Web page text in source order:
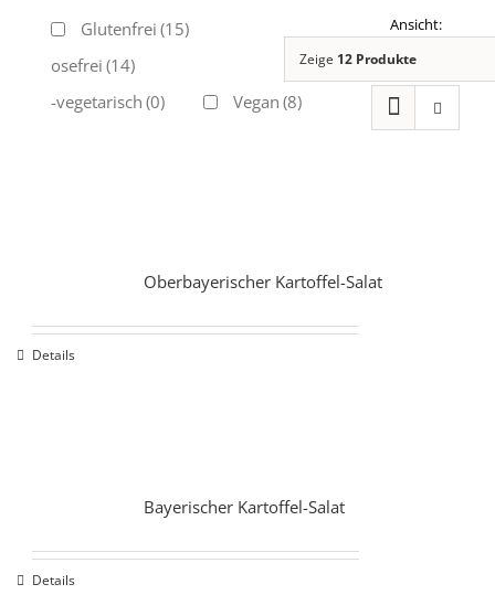
Glutenfrei (15)
Laktosefrei (14)
Ovo-vegetarisch (0) Vegan (8)
Zeige 12 Produkte
Oberbayerischer Kartoffel-Salat
Details
Bayerischer Kartoffel-Salat
Details